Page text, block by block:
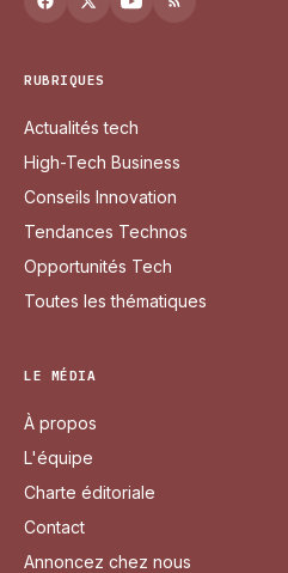
RUBRIQUES
Actualités tech
High-Tech Business
Conseils Innovation
Tendances Technos
Opportunités Tech
Toutes les thématiques
LE MÉDIA
À propos
L'équipe
Charte éditoriale
Contact
Annoncez chez nous